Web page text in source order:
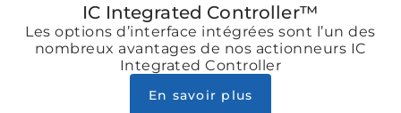
IC Integrated Controller™
Les options d’interface intégrées sont l’un des
nombreux avantages de nos actionneurs IC
Integrated Controller
En savoir plus